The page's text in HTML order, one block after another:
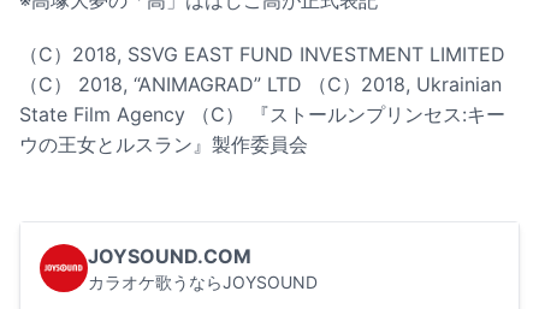
（C）2018, SSVG EAST FUND INVESTMENT LIMITED
（C） 2018, “ANIMAGRAD” LTD （C）2018, Ukrainian
State Film Agency （C） 『ストールンプリンセス:キー
ウの王女とルスラン』製作委員会
JOYSOUND.COM
カラオケ歌うならJOYSOUND